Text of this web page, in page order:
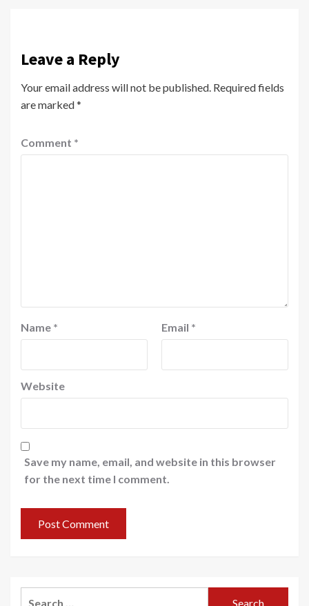
Leave a Reply
Your email address will not be published. Required fields
are marked*
Comment *
Name * Email *
Website
Save my name, email, and website in this browser
for the next time I comment.